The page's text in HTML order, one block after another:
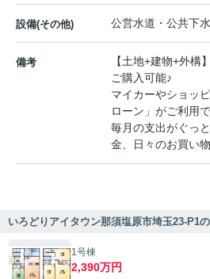
設備(その他) 公営水道・公共下
備考
【土地+建物+外構
ご購入可能♪
マイカーやショッ
ローン」がご利用で
毎月の支出がぐっ
金、日々のお買い
いろどりアイタウン那須塩原市埼玉23-P1
1号棟
2,390万円